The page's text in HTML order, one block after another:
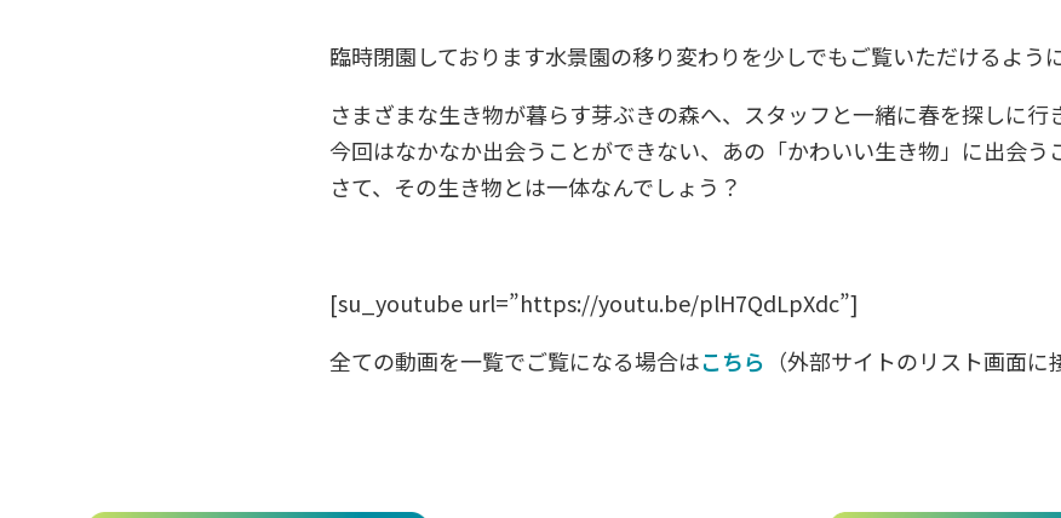
臨時閉園しております水景園の移り変わりを少しでもご覧いただけるよう
さまざまな生き物が暮らす芽ぶきの森へ、スタッフと一緒に春を探しに行
今回はなかなか出会うことができない、あの「かわいい生き物」に出会う
さて、その生き物とは一体なんでしょう？
[su_youtube url=”https://youtu.be/plH7QdLpXdc”]
全ての動画を一覧でご覧になる場合はこちら （外部サイトのリスト画面に